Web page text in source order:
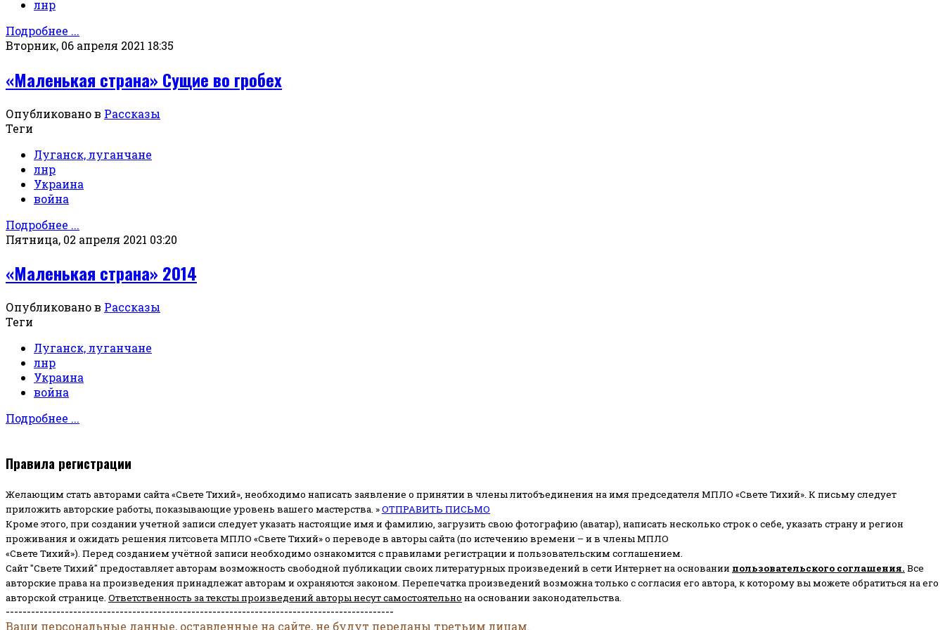
лнр
Подробнее ...
Вторник, 06 апреля 2021 18:35
«Маленькая страна» Сущие во гробех
Опубликовано в Рассказы
Теги
Луганск, луганчане
лнр
Украина
война
Подробнее ...
Пятница, 02 апреля 2021 03:20
«Маленькая страна» 2014
Опубликовано в Рассказы
Теги
Луганск, луганчане
лнр
Украина
война
Подробнее ...
Правила регистрации
Желающим стать авторами сайта «Свете Тихий», необходимо написать заявление о принятии в члены литобъединения на имя председателя МПЛО «Свете Тихий». К письму следует
приложить авторские работы, показывающие уровень вашего мастерства. »ОТПРАВИТЬ ПИСЬМО
Кроме этого, при создании учетной записи следует указать настоящие имя и фамилию, загрузить свою фотографию (аватар), написать несколько строк о себе, указать страну и регион
проживания и ожидать решения литсовета МПЛО «Свете Тихий» о переводе в авторы сайта (по истечению времени – и в члены МПЛО
«Свете Тихий»). Перед созданием учётной записи необходимо ознакомится с правилами регистрации и пользовательским соглашением.
Сайт "Свете Тихий" предоставляет авторам возможность свободной публикации своих литературных произведений в сети Интернет на основании пользовательского соглашения. Все
авторские права на произведения принадлежат авторам и охраняются законом. Перепечатка произведений возможна только с согласия его автора, к которому вы можете обратиться на его
авторской странице. Ответственность за тексты произведений авторы несут самостоятельно на основании законодательства.
--------------------------------------------------------------------------------------------
Ваши персональные данные, оставленные на сайте, не будут переданы третьим лицам.